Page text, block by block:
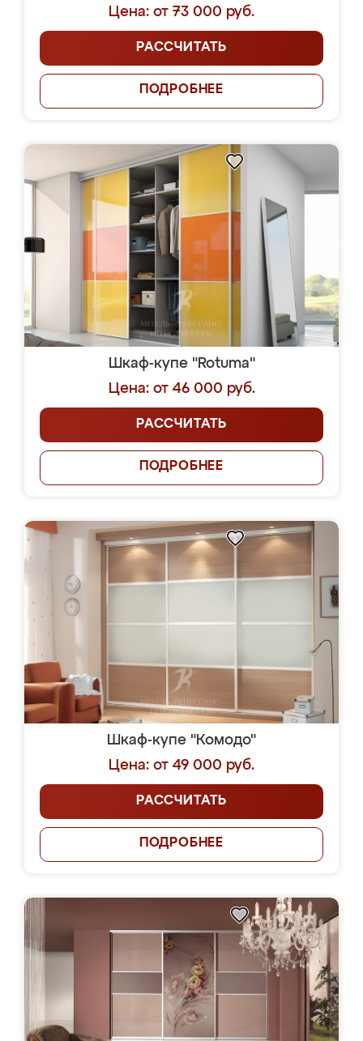
Цена: от 73 000 руб.
РАССЧИТАТЬ
ПОДРОБНЕЕ
Шкаф-купе "Rotuma"
Цена: от 46 000 руб.
РАССЧИТАТЬ
ПОДРОБНЕЕ
Шкаф-купе "Комодо"
Цена: от 49 000 руб.
РАССЧИТАТЬ
ПОДРОБНЕЕ